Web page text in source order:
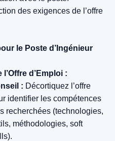
des exigences de l’offre
le Poste d’Ingénieur
d’Emploi :
: Décortiquez l’offre
identifier les compétences
recherchées (technologies,
méthodologies, soft